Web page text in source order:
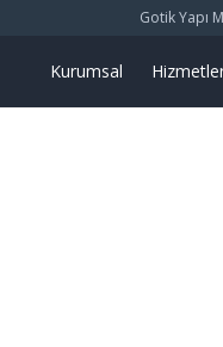
Gotik Yapı
Kurumsal